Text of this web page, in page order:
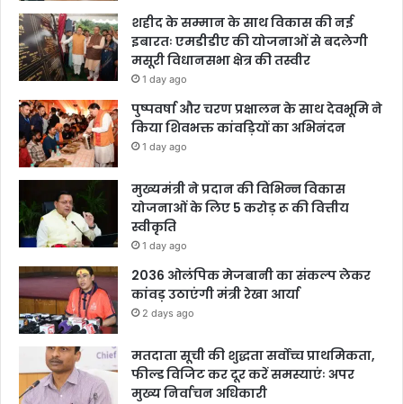
शहीद के सम्मान के साथ विकास की नई
इबारतः एमडीडीए की योजनाओं से बदलेगी
मसूरी विधानसभा क्षेत्र की तस्वीर
1 day ago
पुष्पवर्षा और चरण प्रक्षालन के साथ देवभूमि ने
किया शिवभक्त कांवड़ियों का अभिनंदन
1 day ago
मुख्यमंत्री ने प्रदान की विभिन्न विकास
योजनाओं के लिए 5 करोड़ रू की वित्तीय
स्वीकृति
1 day ago
2036 ओलंपिक मेजबानी का संकल्प लेकर
कांवड़ उठाएंगी मंत्री रेखा आर्या
2 days ago
मतदाता सूची की शुद्धता सर्वोच्च प्राथमिकता,
फील्ड विजिट कर दूर करें समस्याएंः अपर
मुख्य निर्वाचन अधिकारी